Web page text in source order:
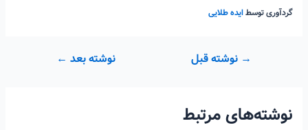
گردآوری توسطایده طلایی
راهبری
→ نوشته قبل نوشته بعد ←
نوشته‌های مرتبط